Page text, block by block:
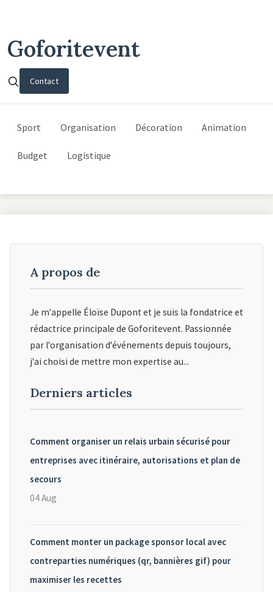
Goforitevent
Contact
Sport Organisation Décoration Animation
Budget Logistique
A propos de
Je m'appelle Éloïse Dupont et je suis la fondatrice et
rédactrice principale de Goforitevent. Passionnée
par l'organisation d'événements depuis toujours,
j'ai choisi de mettre mon expertise au...
Derniers articles
Comment organiser un relais urbain sécurisé pour
entreprises avec itinéraire, autorisations et plan de
secours
04 Aug
Comment monter un package sponsor local avec
contreparties numériques (qr, bannières gif) pour
maximiser les recettes